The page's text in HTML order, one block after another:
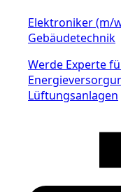
Elektroniker (m/
Gebäudetechnik
Werde Experte
Lüftungsanlagen